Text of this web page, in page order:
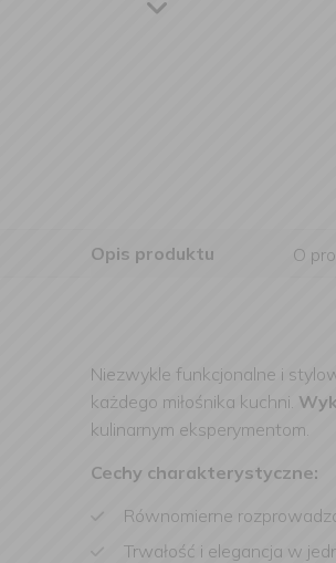
Opis produktu O
Niezwykle funkcjonalne i
każdego miłośnika kuchni.
kulinarnym eksperymentom.
Cechy charakterystyczne:
Równomierne
Trwałość i elegancja w